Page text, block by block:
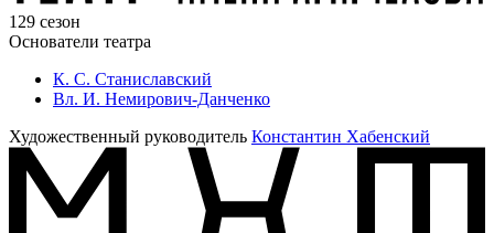
129 сезон
Основатели театра
К. С. Станиславский
Вл. И. Немирович-Данченко
Художественный руководитель Константин Хабенский